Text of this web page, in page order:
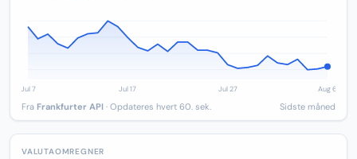
Fra Frankfurter API · Opdateres hvert 60. sek. Sidste måned
VALUTAOMREGNER